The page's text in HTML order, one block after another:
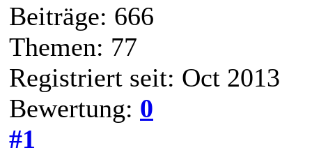
Beiträge: 666
Themen: 77
Registriert seit: Oct 2013
Bewertung: 0
#1